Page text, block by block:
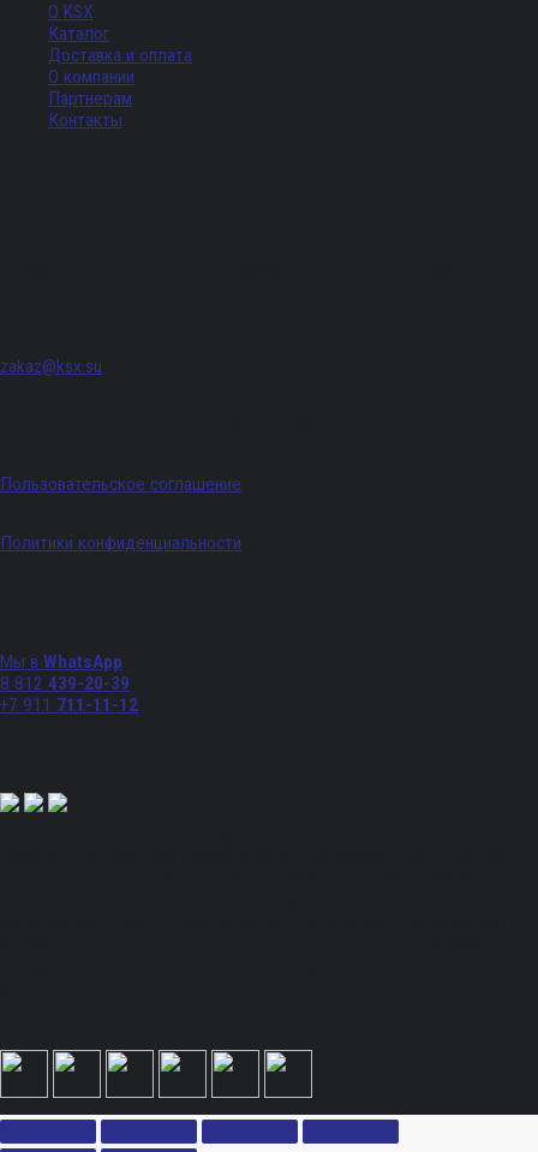
О KSX
Каталог
Доставка и оплата
О компании
Партнерам
Контакты
zakaz@ksx.su
Пользовательское соглашение
Политики конфиденциальности
Мы в WhatsApp
8 812 439-20-39
+7 911 711-11-12